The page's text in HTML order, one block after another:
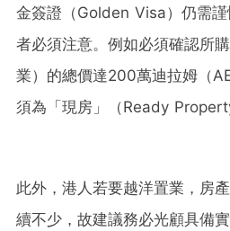
金簽證（Golden Visa）仍需
者必須注意。例如必須確認所
業）的總價達200萬迪拉姆（
須為「現房」（Ready
此外，港人若要越洋置業，房
續不少，故建議務必光顧具備